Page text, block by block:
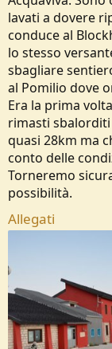
lavati a dovere
conduce al
lo stesso
sbagliare
al Pomilio dove
Era la prima
rimasti
quasi 28km ma
conto delle
Torneremo
possibilità.
Allegati